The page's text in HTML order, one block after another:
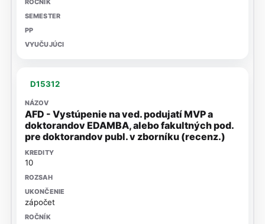
D15312
AFD - Vystúpenie na ved. podujatí MVP a
doktorandov EDAMBA, alebo fakultných pod.
pre doktorandov publ. v zborníku (recenz.)
10
zápočet